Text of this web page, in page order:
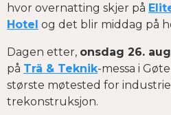
hvor overnatting skjer på
Hotel og det blir middag på
Dagen etter, onsdag 26.
på Trä & Teknik-messa i
største møtested for
trekonstruksjon.